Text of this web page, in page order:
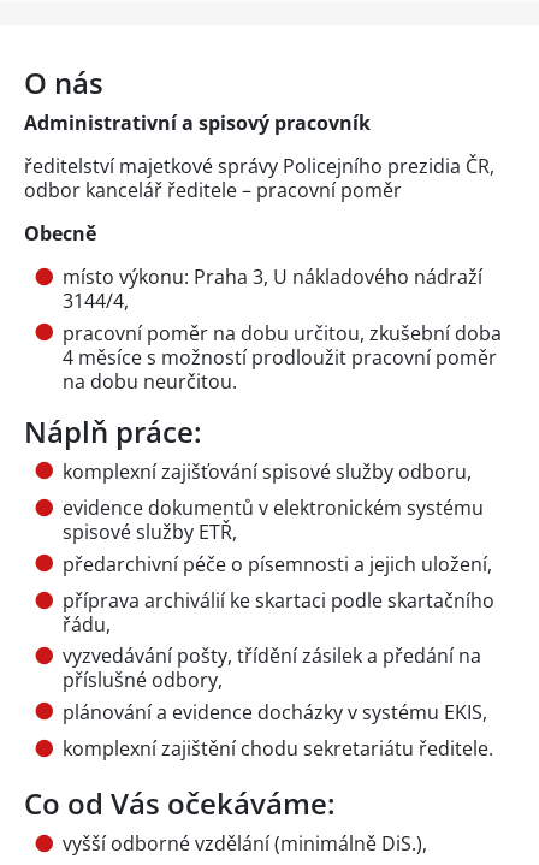
O nás
Administrativní a spisový pracovník
ředitelství majetkové správy Policejního prezidia ČR,
odbor kancelář ředitele – pracovní poměr
Obecně
místo výkonu: Praha 3, U nákladového nádraží
3144/4,
pracovní poměr na dobu určitou, zkušební doba
4 měsíce s možností prodloužit pracovní poměr
na dobu neurčitou.
Náplň práce:
komplexní zajišťování spisové služby odboru,
evidence dokumentů v elektronickém systému
spisové služby ETŘ,
předarchivní péče o písemnosti a jejich uložení,
příprava archiválií ke skartaci podle skartačního
řádu,
vyzvedávání pošty, třídění zásilek a předání na
příslušné odbory,
plánování a evidence docházky v systému EKIS,
komplexní zajištění chodu sekretariátu ředitele.
Co od Vás očekáváme:
vyšší odborné vzdělání (minimálně DiS.),